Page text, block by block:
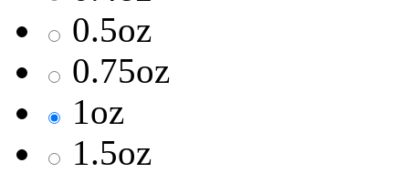
0.5oz
0.75oz
1oz
1.5oz